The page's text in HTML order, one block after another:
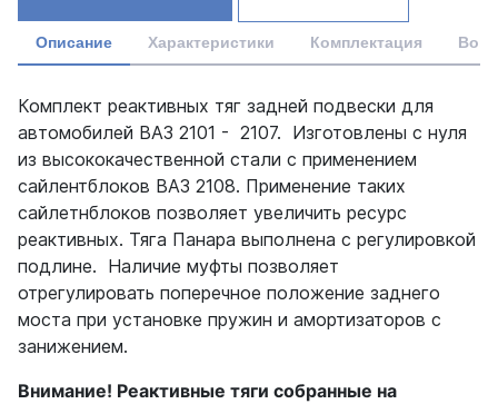
Описание Характеристики Комплектация
Комплект реактивных тяг задней подвески для
автомобилей ВАЗ 2101 - 2107. Изготовлены с нуля
из высококачественной стали с применением
сайлентблоков ВАЗ 2108. Применение таких
сайлетнблоков позволяет увеличить ресурс
реактивных. Тяга Панара выполнена с регулировкой
подлине. Наличие муфты позволяет
отрегулировать поперечное положение заднего
моста при установке пружин и амортизаторов с
занижением.
Внимание! Реактивные тяги собранные на